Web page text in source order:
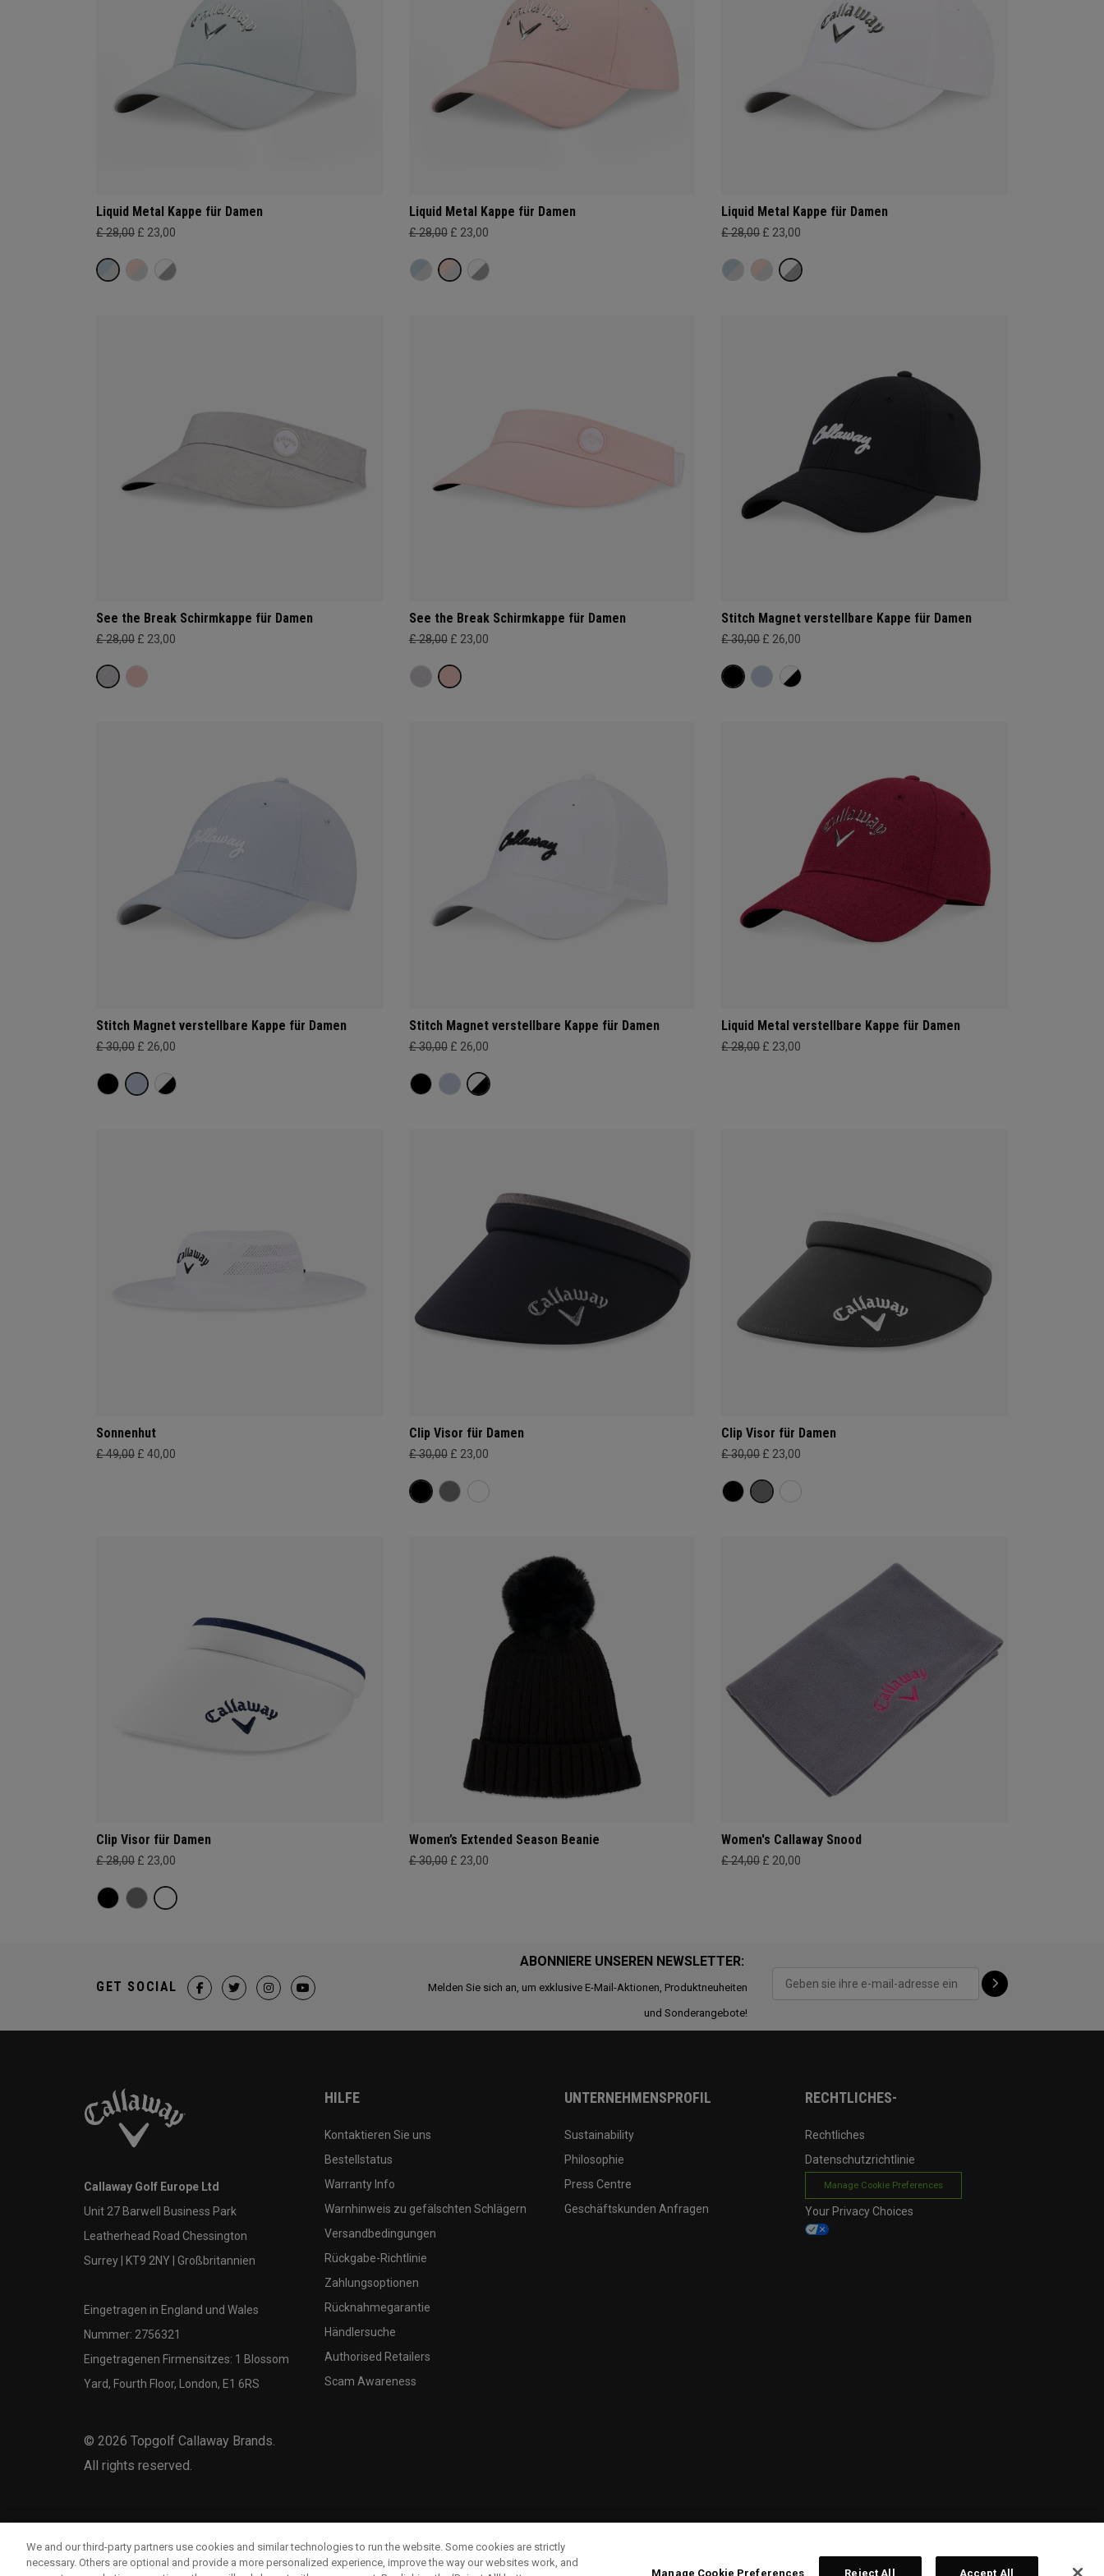
Liquid Metal Kappe für Damen
£ 28,00 £ 23,00
Liquid Metal Kappe für Damen
£ 28,00 £ 23,00
Liquid Metal Kappe für Damen
£ 28,00 £ 23,00
See the Break Schirmkappe für Damen
£ 28,00 £ 23,00
See the Break Schirmkappe für Damen
£ 28,00 £ 23,00
Stitch Magnet verstellbare Kappe für Damen
£ 30,00 £ 26,00
Stitch Magnet verstellbare Kappe für Damen
£ 30,00 £ 26,00
Stitch Magnet verstellbare Kappe für Damen
£ 30,00 £ 26,00
Liquid Metal verstellbare Kappe für Damen
£ 28,00 £ 23,00
Sonnenhut
£ 49,00 £ 40,00
Clip Visor für Damen
£ 30,00 £ 23,00
Clip Visor für Damen
£ 30,00 £ 23,00
Clip Visor für Damen
£ 28,00 £ 23,00
Women’s Extended Season Beanie
£ 30,00 £ 23,00
Women's Callaway Snood
£ 24,00 £ 20,00
ABONNIERE UNSEREN NEWSLETTER:
Melden Sie sich an, um exklusive E-Mail-Aktionen, Produktneuheiten
und Sonderangebote!
GET SOCIAL
Callaway Golf Europe Ltd
Unit 27 Barwell Business Park
Leatherhead Road Chessington
Surrey | KT9 2NY | Großbritannien
Eingetragen in England und Wales
Nummer: 2756321
Eingetragenen Firmensitzes: 1 Blossom
Yard, Fourth Floor, London, E1 6RS
© 2026 Topgolf Callaway Brands.
All rights reserved.
HILFE
Kontaktieren Sie uns
Bestellstatus
Warranty Info
Warnhinweis zu gefälschten Schlägern
Versandbedingungen
Rückgabe-Richtlinie
Zahlungsoptionen
Rücknahmegarantie
Händlersuche
Authorised Retailers
Scam Awareness
UNTERNEHMENSPROFIL
Sustainability
Philosophie
Press Centre
Geschäftskunden Anfragen
RECHTLICHES-
Rechtliches
Datenschutzrichtlinie
Manage Cookie Preferences
Your Privacy Choices
We and our third-party partners use cookies and similar technologies to run the website. Some cookies are strictly
necessary. Others are optional and provide a more personalized experience, improve the way our websites work, and
Manage Cookie Preferences Reject All Accept All